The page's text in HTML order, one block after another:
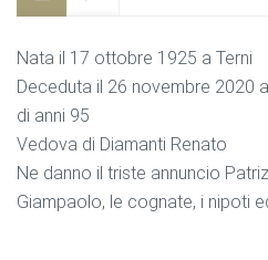
Nata il 17 ottobre 1925 a Terni
Deceduta il 26 novembre 2020
di anni 95
Vedova di Diamanti Renato
Ne danno il triste annuncio
Giampaolo, le cognate, i nipoti